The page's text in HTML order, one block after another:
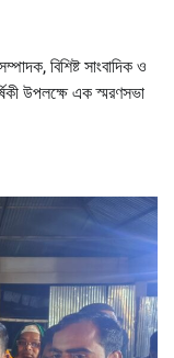
বিশিষ্ট সাংবাদিক ও
উপলক্ষে এক স্মরণসভা